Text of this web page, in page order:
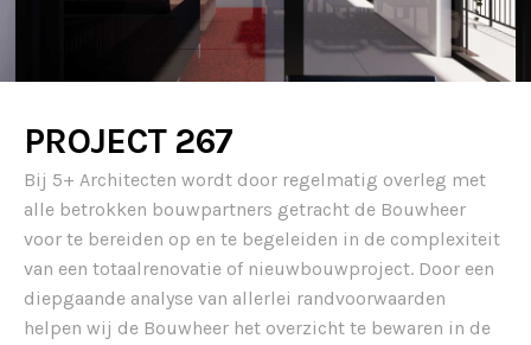
PROJECT 267
Bij 5+ Architecten wordt door regelmatig overleg met
alle betrokken bouwpartners getracht de Bouwheer
voor te bereiden op en te begeleiden in de complexiteit
van een totaalrenovatie of nieuwbouwproject. Door een
diepgaande analyse van allerlei randvoorwaarden
helpen wij de Bouwheer het overzicht te bewaren in de